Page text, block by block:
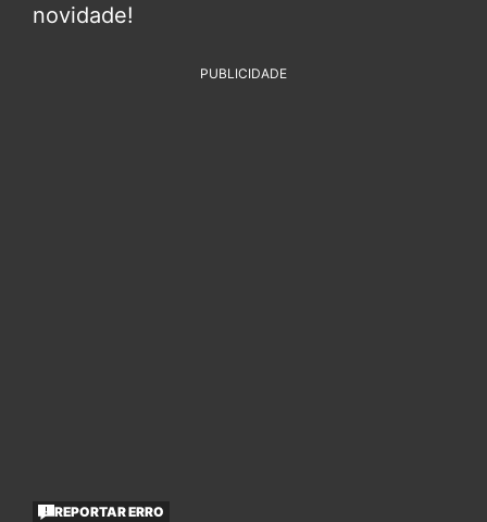
novidade!
PUBLICIDADE
REPORTAR ERRO